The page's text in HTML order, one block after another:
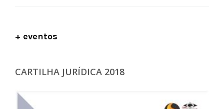
+ eventos
CARTILHA JURÍDICA 2018